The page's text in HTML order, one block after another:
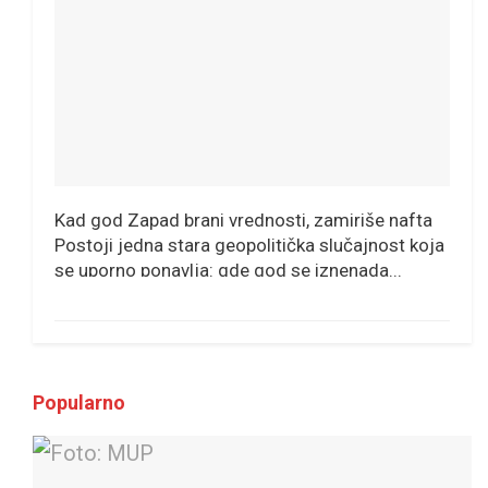
Kad god Zapad brani vrednosti, zamiriše nafta
Postoji jedna stara geopolitička slučajnost koja
se uporno ponavlja: gde god se iznenada...
Popularno